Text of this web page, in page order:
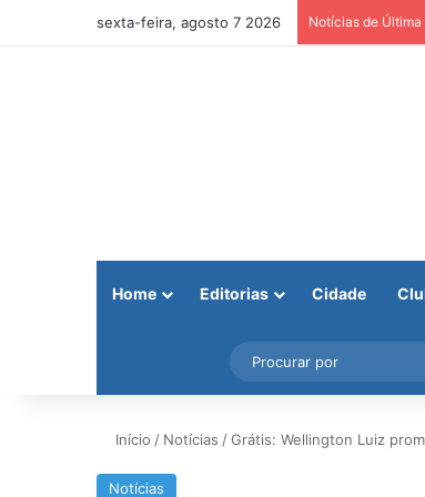
sexta-feira, agosto 7 2026 Notícias de Última
Home Editorias Cidade
Instagram
Barra Lateral
Início / Notícias /Grátis: Wellington Luiz
Notícias